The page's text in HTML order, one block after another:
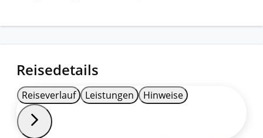
Reisedetails
Reiseverlauf Leistungen Hinweise